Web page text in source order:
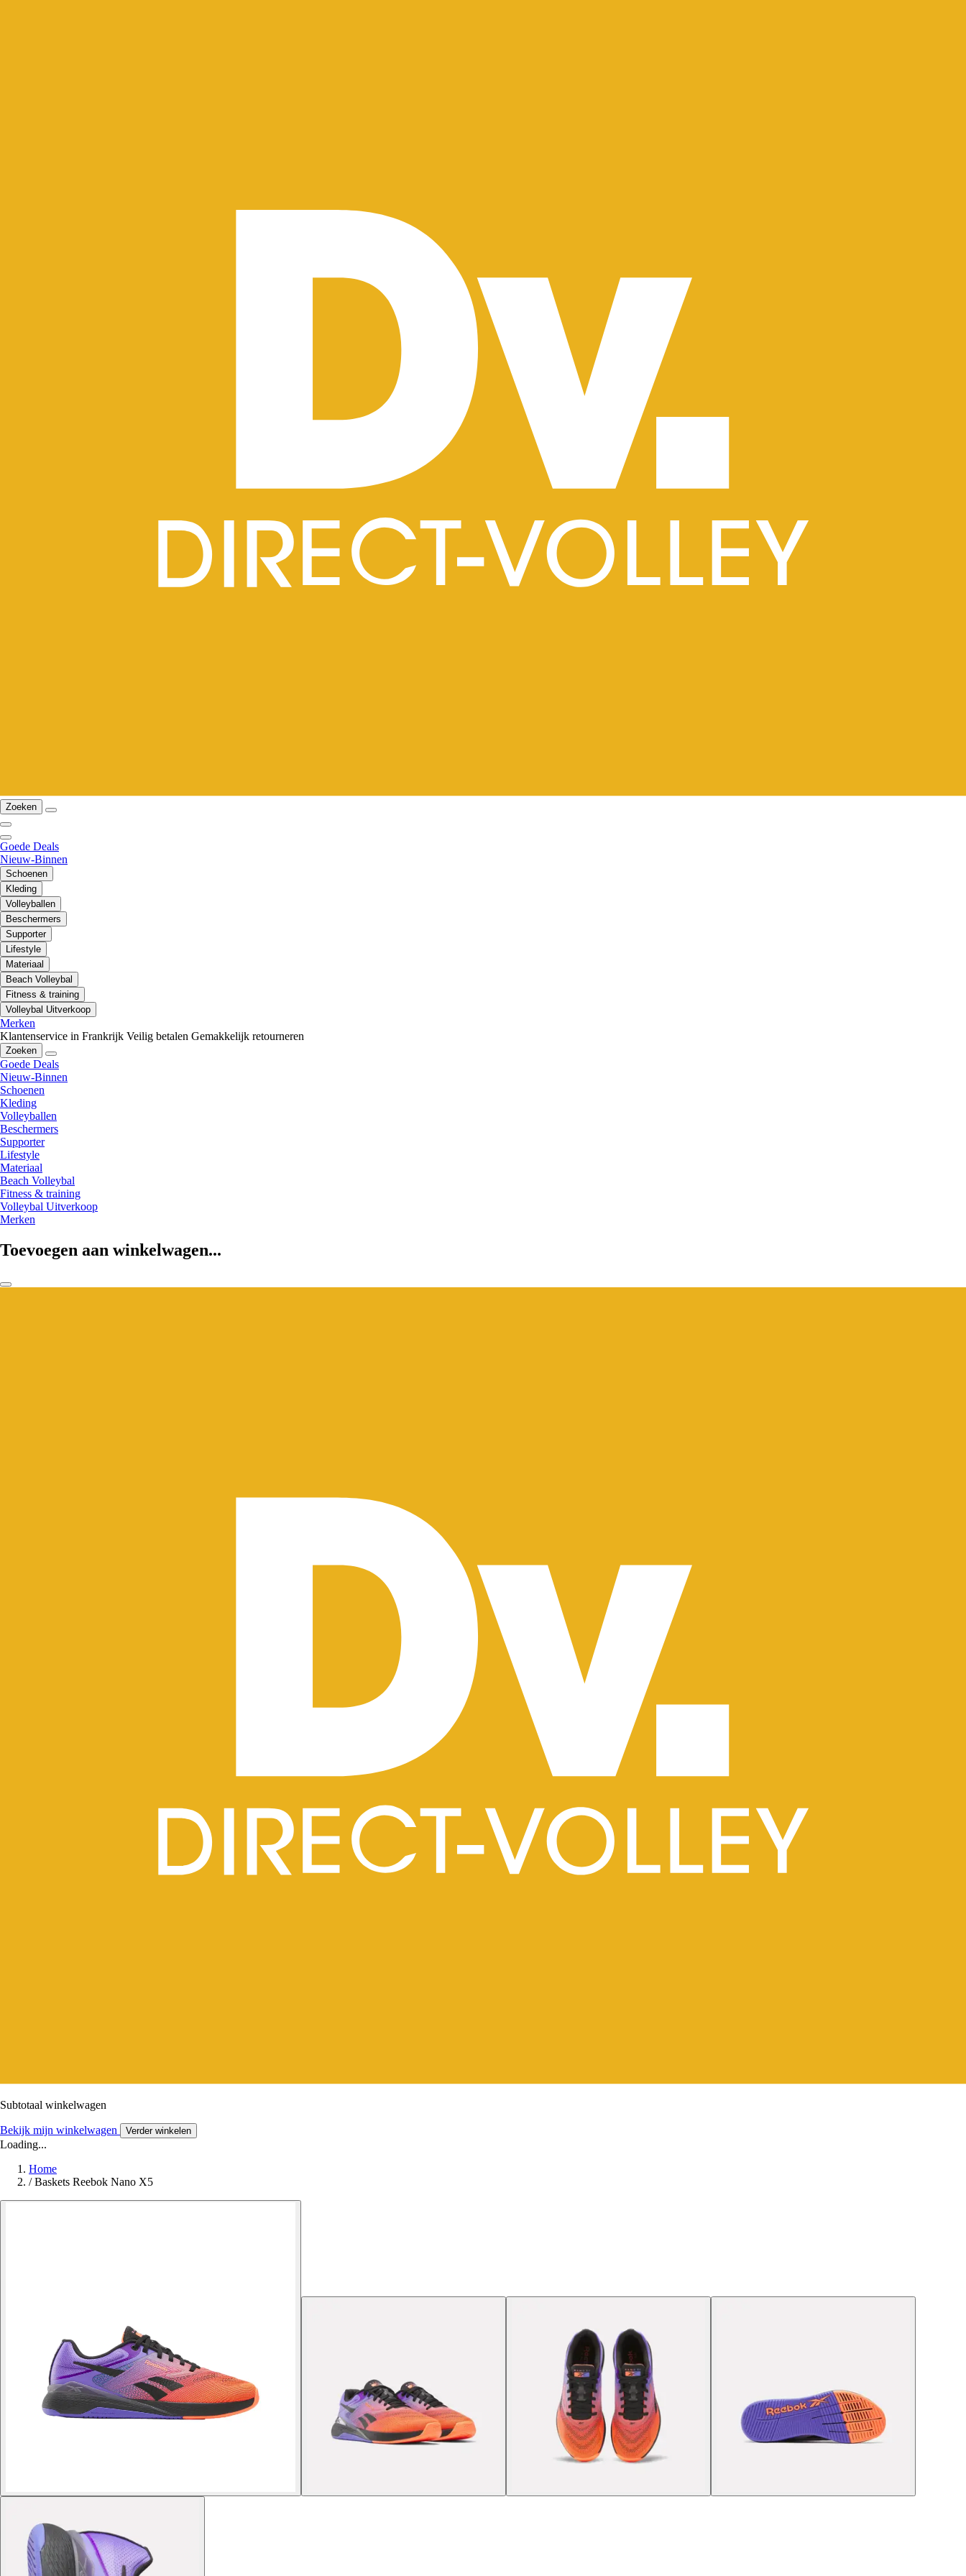
Zoeken
Goede Deals
Nieuw-Binnen
Schoenen
Kleding
Volleyballen
Beschermers
Supporter
Lifestyle
Materiaal
Beach Volleybal
Fitness & training
Volleybal Uitverkoop
Merken
Klantenservice in Frankrijk Veilig betalen Gemakkelijk retourneren
Zoeken
Goede Deals
Nieuw-Binnen
Schoenen
Kleding
Volleyballen
Beschermers
Supporter
Lifestyle
Materiaal
Beach Volleybal
Fitness & training
Volleybal Uitverkoop
Merken
Toevoegen aan winkelwagen...
Subtotaal winkelwagen
Bekijk mijn winkelwagen Verder winkelen
Loading...
Home
/ Baskets Reebok Nano X5